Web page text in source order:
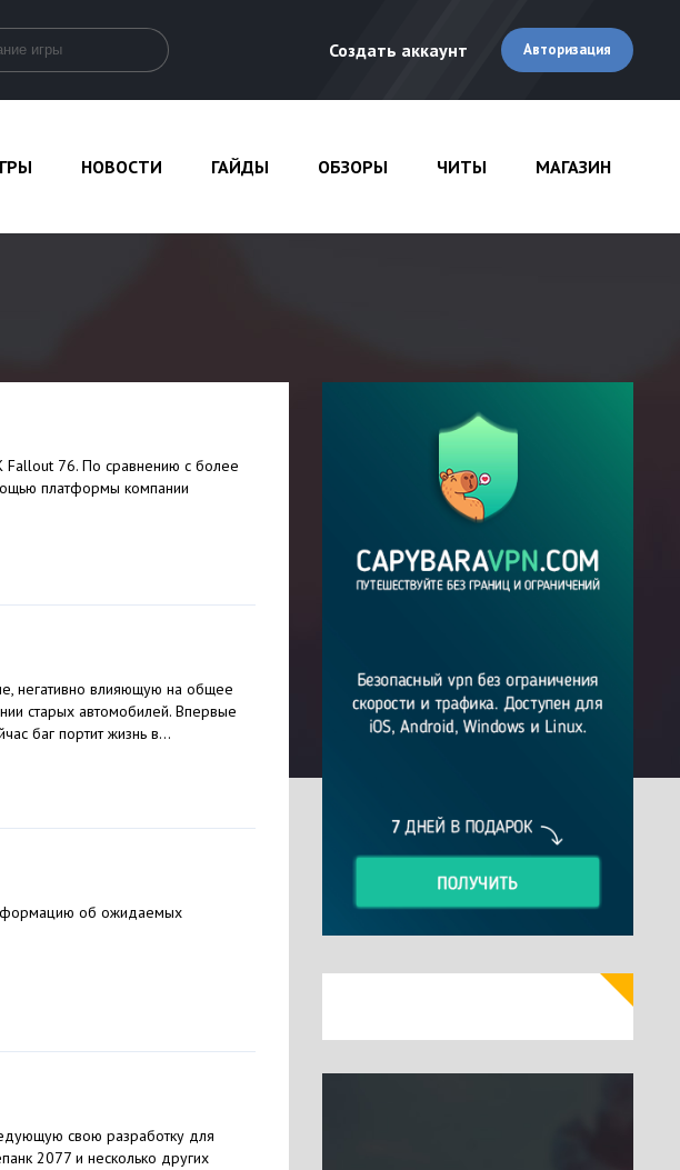
Создать аккаунт Авторизация
НОВОСТИ ГАЙДЫ ОБЗОРЫ ЧИТЫ МАГАЗИН
Fallout 76. По сравнению с более
платформы компании
негативно влияющую на общее
старых автомобилей. Впервые
баг портит жизнь в...
об ожидаемых
свою разработку для
2077 и несколько других